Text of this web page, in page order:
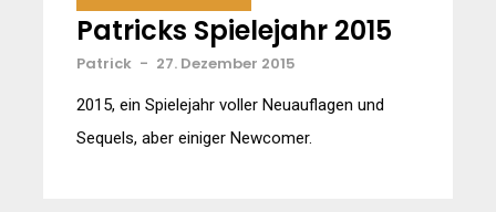
Patricks Spielejahr 2015
Patrick - 27. Dezember 2015
2015, ein Spielejahr voller Neuauflagen und
Sequels, aber einiger Newcomer.